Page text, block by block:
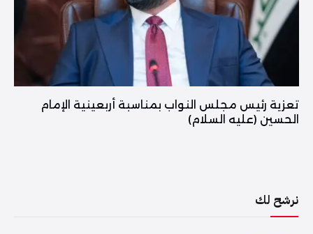
تعزية رئيس مجلس النواب بمناسبة أربعينية الإمام
الحسين (عليه السلام)
نرشح لك